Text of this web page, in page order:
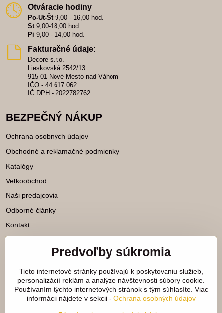
Otváracie hodiny
Po-Ut-Št9,00 - 16,00 hod.
St9,00-18,00 hod.
Pi 9,00 - 14,00 hod.
Fakturačné údaje:
Decore s.r.o.
Lieskovská 2542/13
915 01 Nové Mesto nad Váhom
IČO - 44 617 062
IČ DPH - 2022782762
BEZPEČNÝ NÁKUP
Ochrana osobných údajov
Obchodné a reklamačné podmienky
Katalógy
Veľkoobchod
Naši predajcovia
Odborné články
Kontakt
Katalógy na stiahnutie
Viac našich noviniek nájdete aj na
sieťach:
Instagram
Predvoľby súkromia
Tieto internetové stránky používajú k poskytovaniu služieb,
personalizácií reklám a analýze návštevnosti súbory cookie.
Používaním týchto internetových stránok s tým súhlasíte. Viac
informácii nájdete v sekcii - Ochrana osobných údajov